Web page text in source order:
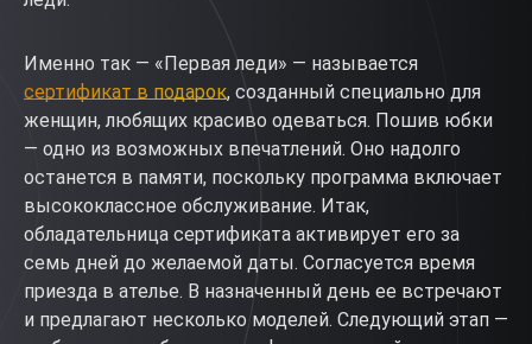
Именно так — «Первая леди» — называется
сертификат в подарок, созданный специально для
женщин, любящих красиво одеваться. Пошив юбки
— одно из возможных впечатлений. Оно надолго
останется в памяти, поскольку программа включает
высококлассное обслуживание. Итак,
обладательница сертификата активирует его за
семь дней до желаемой даты. Согласуется время
приезда в ателье. В назначенный день ее встречают
и предлагают несколько моделей. Следующий этап —